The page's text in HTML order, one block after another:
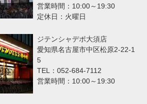
営業時間：10:00～19:30
定休日：火曜日
ジテンシャデポ大須店
愛知県名古屋市中区松原2-22-1
5
TEL：052-684-7112
営業時間：10:00～19:30